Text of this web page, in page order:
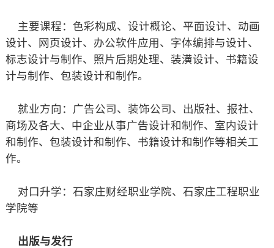
主要课程：色彩构成、设计概论、平面设计、动画
设计、网页设计、办公软件应用、字体编排与设计、
标志设计与制作、照片后期处理、装潢设计、书籍设
计与制作、包装设计和制作。
就业方向：广告公司、装饰公司、出版社、报社、
商场及各大、中企业从事广告设计和制作、室内设计
和制作、包装设计和制作、书籍设计和制作等相关工
作。
对口升学：石家庄财经职业学院、石家庄工程职业
学院等
出版与发行